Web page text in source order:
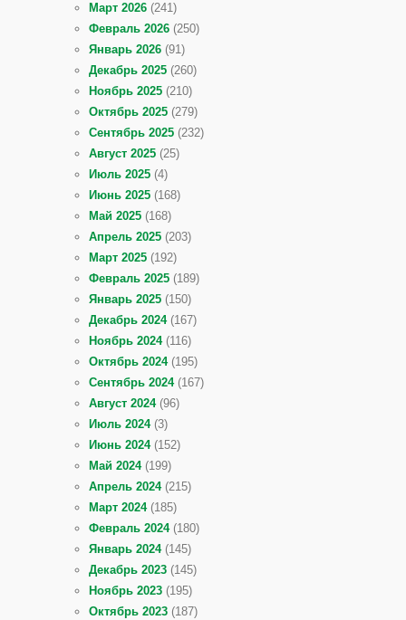
Март 2026 (241)
Февраль 2026 (250)
Январь 2026 (91)
Декабрь 2025 (260)
Ноябрь 2025 (210)
Октябрь 2025 (279)
Сентябрь 2025 (232)
Август 2025 (25)
Июль 2025 (4)
Июнь 2025 (168)
Май 2025 (168)
Апрель 2025 (203)
Март 2025 (192)
Февраль 2025 (189)
Январь 2025 (150)
Декабрь 2024(167)
Ноябрь 2024(116)
Октябрь 2024(195)
Сентябрь 2024(167)
Август 2024(96)
Июль 2024(3)
Июнь 2024(152)
Май 2024(199)
Апрель 2024(215)
Март 2024(185)
Февраль 2024(180)
Январь 2024(145)
Декабрь 2023 (145)
Ноябрь 2023 (195)
Октябрь 2023 (187)